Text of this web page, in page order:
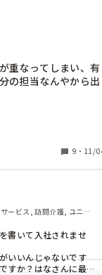
重なってしまい、有
の担当なんやから出
けないんでしょう
9 ・ 11/
ービス, 訪問介護, ユニッ
書いて入社されませ
いいんじゃないです
すか？はなさんに最